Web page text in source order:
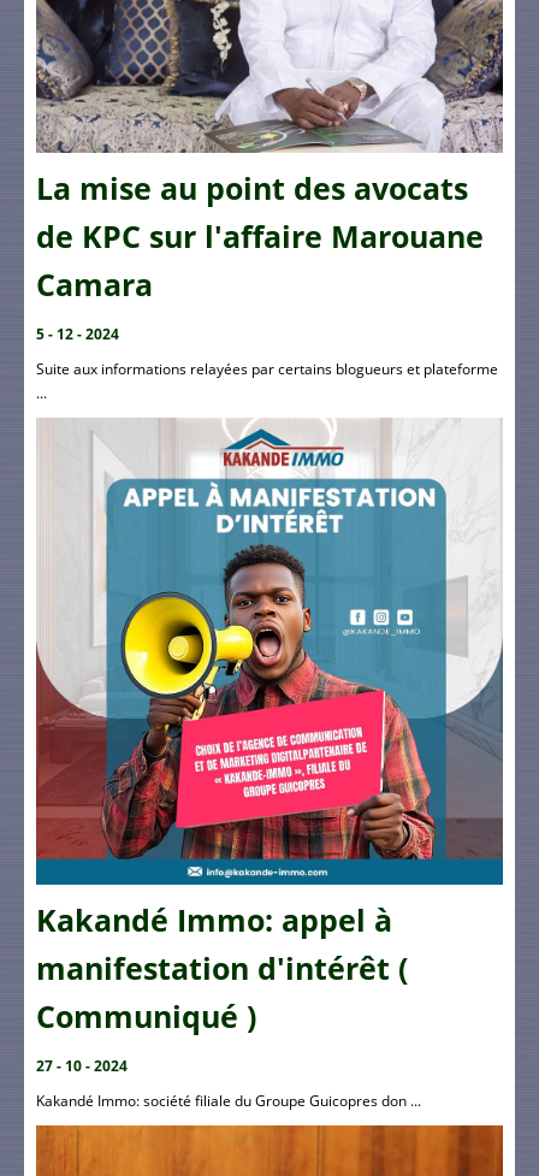
La mise au point des avocats
de KPC sur l'affaire Marouane
Camara
5 - 12 - 2024
Suite aux informations relayées par certains blogueurs et plateforme
...
Kakandé Immo: appel à
manifestation d'intérêt (
Communiqué )
27 - 10 - 2024
Kakandé Immo: société filiale du Groupe Guicopres don ...